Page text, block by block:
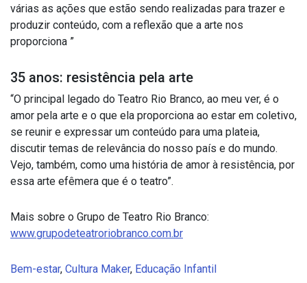
várias as ações que estão sendo realizadas para trazer e
produzir conteúdo, com a reflexão que a arte nos
proporciona ”
35 anos: resistência pela arte
“O principal legado do Teatro Rio Branco, ao meu ver, é o
amor pela arte e o que ela proporciona ao estar em coletivo,
se reunir e expressar um conteúdo para uma plateia,
discutir temas de relevância do nosso país e do mundo.
Vejo, também, como uma história de amor à resistência, por
essa arte efêmera que é o teatro”.
Mais sobre o Grupo de Teatro Rio Branco:
www.grupodeteatroriobranco.com.br
Bem-estar, Cultura Maker, Educação Infantil